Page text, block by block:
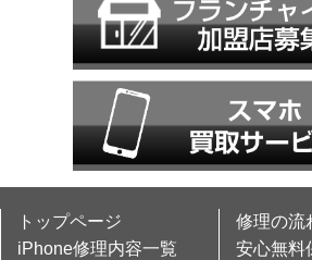
トップページ
iPhone修理内容一覧
修理の流
安心無料